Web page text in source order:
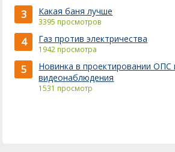
3 Какая баня лучше
3395 просмотров
4 Газ против электричества
1942 просмотра
5
Новинка в проектировании ОПС
видеонаблюдения
1531 просмотр